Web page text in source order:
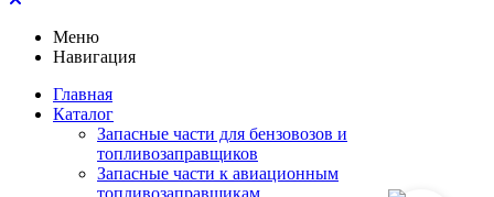
Меню
Навигация
Главная
Каталог
Запасные части для бензовозов и
топливозаправщиков
Запасные части к авиационным
топливозаправщикам